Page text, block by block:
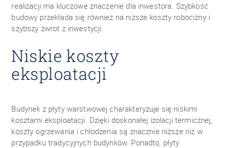
realizacji ma kluczowe znaczenie dla inwestora. Szybkość
budowy przekłada się również na niższe koszty robocizny i
szybszy zwrot z inwestycji.
Niskie koszty
eksploatacji
Budynek z płyty warstwowej charakteryzuje się niskimi
kosztami eksploatacji. Dzięki doskonałej izolacji termicznej,
koszty ogrzewania i chłodzenia są znacznie niższe niż w
przypadku tradycyjnych budynków. Ponadto, płyty